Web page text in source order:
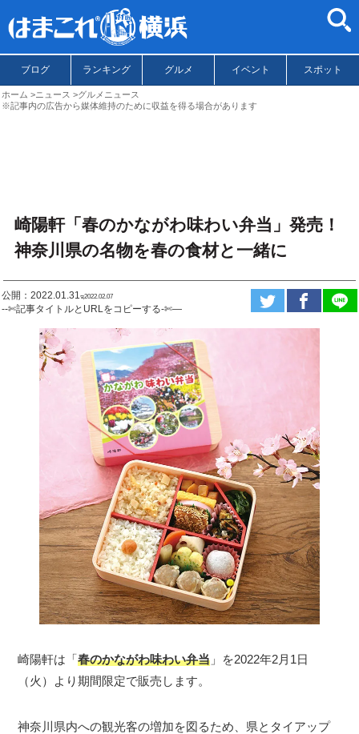
ブログ ランキング グルメ イベント スポット
ホーム ニュース
グルメニュース
※記事内の広告から媒体維持のために収益を得る場合があります
崎陽軒「春のかながわ味わい弁当」発売！
神奈川県の名物を春の食材と一緒に
公開：2022.01.31ಇ2022.02.07
--✄記事タイトルとURLをコピーする-✄—
崎陽軒は「春のかながわ味わい弁当 」を2022年2月1日
（火）より期間限定で販売します。
神奈川県内への観光客の増加を図るため、県とタイアップ